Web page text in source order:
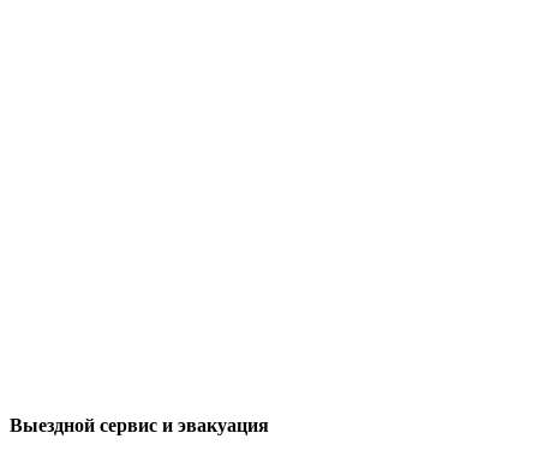
Выездной сервис и эвакуация